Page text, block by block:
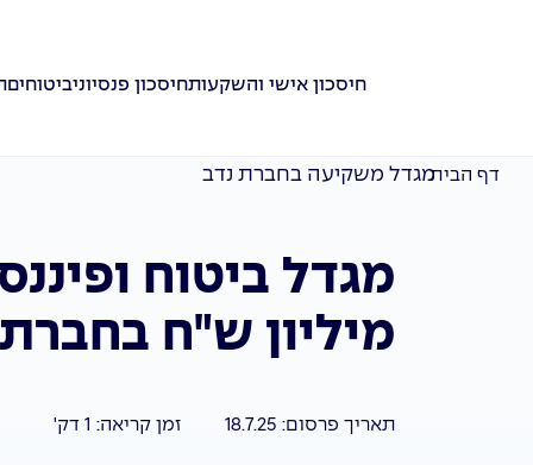
חיסכון אישי והשקעותחיסכון פנסיוניביטוחים
דף הביתמגדל משקיעה בחברת נדב
מיליון ש"ח
תאריך פרסום: 18.7.25 זמן קריאה: 1 דק'